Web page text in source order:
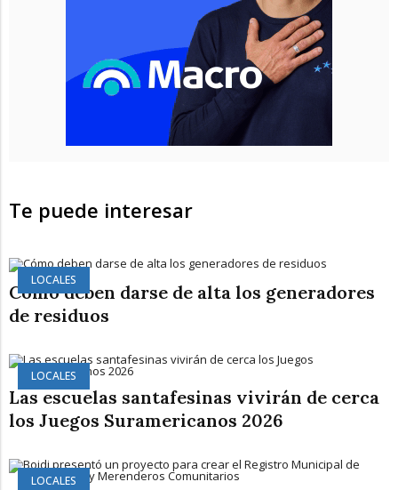
Te puede interesar
LOCALES
Cómo deben darse de alta los generadores
de residuos
LOCALES
Las escuelas santafesinas vivirán de cerca
los Juegos Suramericanos 2026
LOCALES